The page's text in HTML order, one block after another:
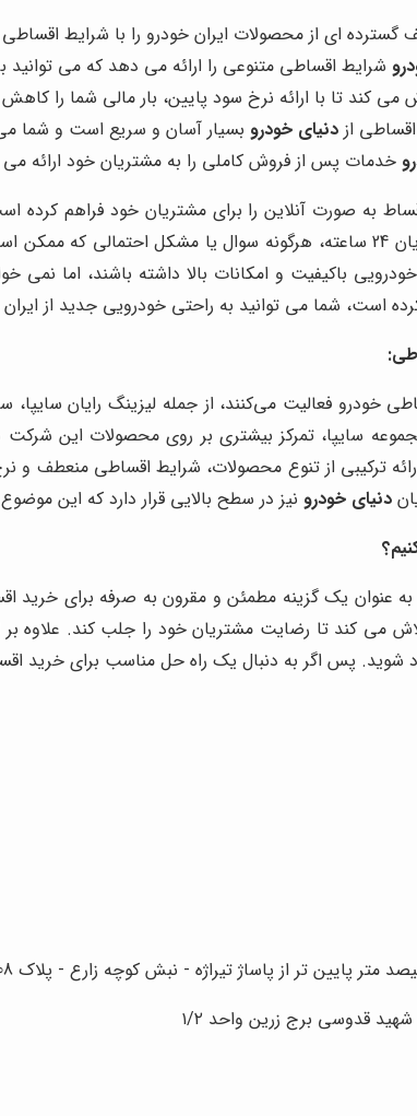
ای از محصولات ایران خودرو را با شرایط
شرایط اقساطی متنوعی را ارائه می دهد که می توانید
می کند تا با ارائه نرخ سود پایین، بار مالی شما را
از دنیای خودروبسیار آسان و سریع است و شما
خدمات پس از فروش کاملی را به مشتریان خود ارائه
به صورت آنلاین را برای مشتریان خود فراهم کرده
عالی است. از طرفی، با پشتیبانی مشتریان 24 ساعته، هرگونه
باکیفیت و امکانات بالا داشته باشند، اما
است، شما می توانید به راحتی خودرویی جدید از
خودرو فعالیت می‌کنند، از جمله لیزینگ رایان
سایپا، تمرکز بیشتری بر روی محصولات این
ترکیبی از تنوع محصولات، شرایط اقساطی منعطف و
دنیای خودرونیز در سطح بالایی قرار دارد که این
به عنوان یک گزینه مطمئن و مقرون به صرفه برای خرید
می کند تا رضایت مشتریان خود را جلب کند. علاوه بر
پس اگر به دنبال یک راه حل مناسب برای خرید
پاساژ تیراژه - نبش کوچه زارع - پلاک 108 - نمایشگاه و شرکت دنیای خودرو